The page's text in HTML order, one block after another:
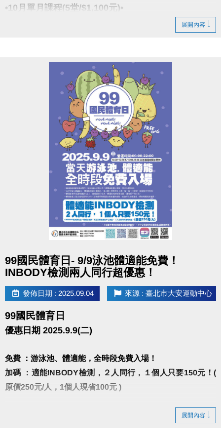
​點我google play APP傳送門(新開視窗)
舞齡22年、教學19年
• 現職大安、新店運動中心、The YOGA H.教室
• 第一屆全球流行音樂金榜開場舞(蔡依林美人計)
• AFAA-PC 基礎團體有氧指導員證照(美國有氧體適能
• iParty 愛派對認證師資
• iEnergy 愛塑身認證師資
• iYoma 瑜珈提斯與滾筒認證師資
• ZUMBA -B1,B2認證師資
• 李和音老師拉丁有氧師資培訓
•10月單月課程(5堂/$1,100元)•
https://www.cjcf.com.tw/CG02.aspx
https://www.cjcf.com.tw/CG02.aspx
大安有APP囉!可以報名課程喔~
長佳Sports+ APP傳送門⬇
APPLE APP傳送門 點我(新開視窗)
傳送門 點我 (新開視窗)
五股、新莊運動中心韓流MV舞蹈老師
西門艸創心舞蹈教室KPOP舞蹈老師
2021-2025 夢想家啦啦隊隊員
【曾任職】
中和運動中心、健身工廠、WORLD GYM授課
2017台新銀行尾牙編舞老師
2015-2019貫理工業股份有限公司尾牙編舞老師
韓風K-POP是輕鬆入門的舞蹈課程，更是維持好身材
的運動！
在老師清楚教學中，學員能輕鬆上手，逐步培養跳舞
的自信與樂趣。
課程設計循序漸進，每堂課都能學到不同的舞步。
雖然需要用心記動作，但並非一次就要背完整首歌，
而是透過分解練習，一步步累積，跳出整首舞蹈。
一場結合音樂、節奏與能量的舞蹈饗宴，誠摯邀請你
展開內容
99國民體育日- 9/9泳池體適能免費！
INBODY檢測兩人同行超優惠！
發佈日期 : 2025.09.04 來源 : 臺北市大安運動中心
99國民體育日
優惠日期 2025.9.9(二)
免費 ：游泳池、體適能，全時段免費入場！
加碼 ：適能INBODY檢測，２人同行，１個人只要150元！(
原價250元/人，1個人現省100元 )
※INBODY檢測請先至一樓櫃台購票，再至三樓體適能
展開內容